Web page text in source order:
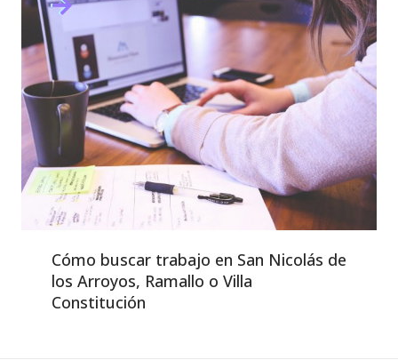
Cómo buscar trabajo en San Nicolás de
los Arroyos, Ramallo o Villa
Constitución